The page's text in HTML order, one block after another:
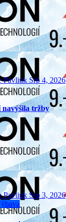
Pavliuk Srp 4, 2026
tržby
PavliukSrp 3, 2026